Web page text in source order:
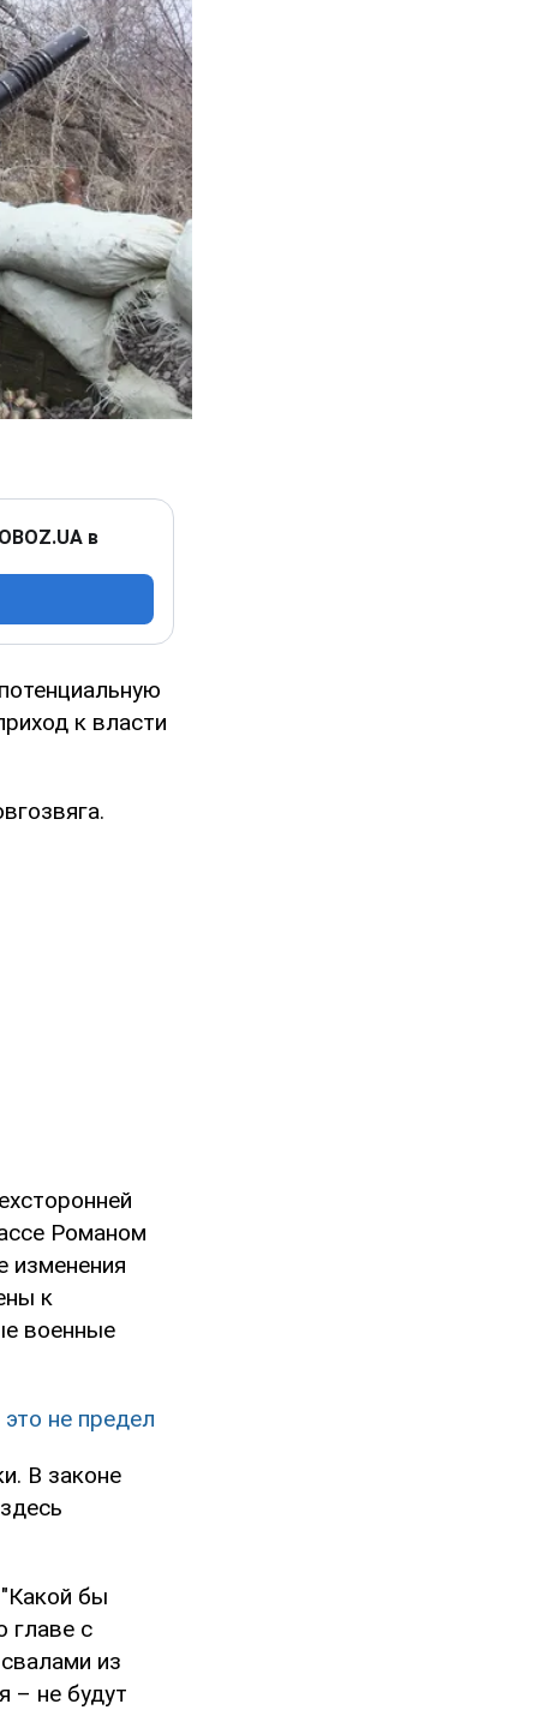
в
к власти
Романом
изменения
к
военные
не предел
В законе
бы
главе с
из
– не будут